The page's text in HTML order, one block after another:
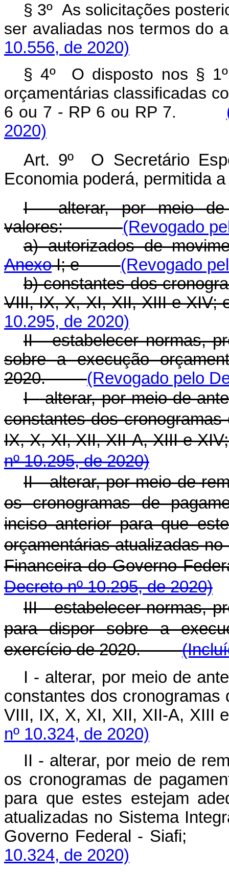
§ 3º As solicitações
ser avaliadas nos termos
10.556, de 2020)
§ 4º O disposto nos §
orçamentárias classificadas
6 ou 7 - RP 6 ou RP 7.
2020)
Art. 9º O Secretário
Economia poderá, permitida
I - alterar, por meio de
valores:(Revogado
a) autorizados de
AnexoI; e(Revogado
b) constantes dos
VIII, IX, X, XI, XII, XIII
10.295, de 2020)
II - estabelecer normas,
sobre a execução
2020.(Revogado pelo
I - alterar, por meio de
constantes dos
IX, X, XI, XII, XII-A, XIII e
nº 10.295, de 2020)
II - alterar, por meio de
os cronogramas de
inciso anteriorpara que
orçamentárias atualizadas
Financeira do Governo
Decreto nº 10.295, de 2020)
III - estabelecer normas,
para dispor sobre a
exercício de 2020.
I - alterar, por meio de
constantes dos cronogramas
VIII, IX, X, XI, XII, XII-A,
nº 10.324, de 2020)
II - alterar, por meio de
os cronogramas de
para que estes estejam
atualizadas no Sistema
Governo Federal -
10.324, de 2020)